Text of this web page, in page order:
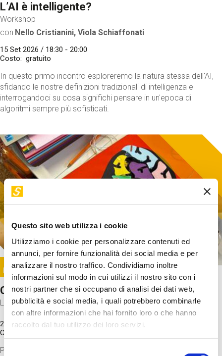
Questo sito web utilizza i cookie
Utilizziamo i cookie per personalizzare contenuti ed
annunci, per fornire funzionalità dei social media e per
analizzare il nostro traffico. Condividiamo inoltre
informazioni sul modo in cui utilizzi il nostro sito con i
nostri partner che si occupano di analisi dei dati web,
pubblicità e social media, i quali potrebbero combinarle
con altre informazioni che hai fornito loro o che hanno
raccolto dal tuo utilizzo dei loro servizi.
Selezione
L’AI è intelligente?
Workshop
con Nello Cristianini, Viola Schiaffonati
15 Set 2026 / 18:30 - 20:00
Costo
gratuito
In questo primo incontro esploreremo la natura stessa dell'AI,
sfidando le nostre definizioni tradizionali di intelligenza e
interrogandoci su cosa significhi pensare in un'epoca di
algoritmi sempre più sofisticati.
Image
SUNDAY@STEP
Come funziona il cervello?
Laboratorio
20 Set 2026 / 11:15 - 13:00
Costo
Proveremo a costruire un cervello in cartoncino cercando di